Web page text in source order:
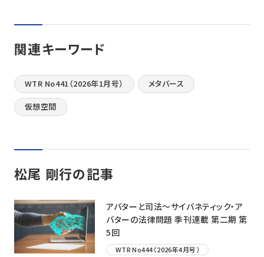
関連キーワード
WTR No441（2026年1月号） メタバース
仮想空間
松尾 剛行の記事
アバターと司法〜サイバネティック・ア
バターの法律問題 季刊連載 第二期 第
5回
WTR No444（2026年4月号）